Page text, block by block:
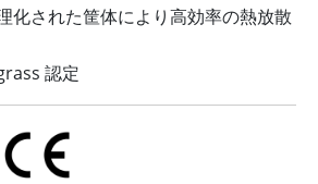
化された筐体により高効率の熱放散
認定